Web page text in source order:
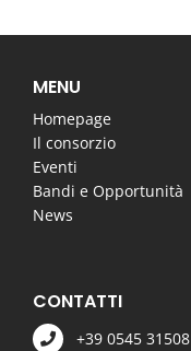
MENU
Homepage
Il consorzio
Eventi
Bandi e Opportunità
News
CONTATTI
+39 0545 31508